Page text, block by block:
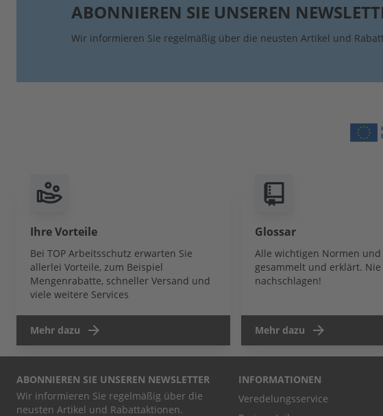
ABONNIEREN SIE UNSEREN
Wir informieren Sie regelmäßig über die neusten Artikel und
Ihre Vorteile
Bei TOP Arbeitsschutz erwarten Sie
allerlei Vorteile, zum Beispiel
Mengenrabatte, schneller Versand und
viele weitere Services
Mehr dazu
Glossar
Alle wichtigen Normen
gesammelt und erklärt.
nachschlagen!
Mehr dazu
ABONNIEREN SIE UNSEREN NEWSLETTER
Wir informieren Sie regelmäßig über die
neusten Artikel und Rabattaktionen.
INFORMATIONEN
Veredelungsservice